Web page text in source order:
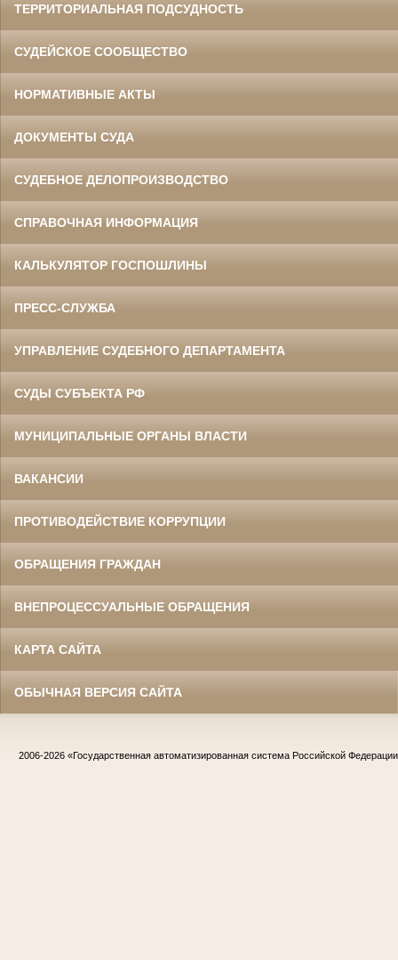
ТЕРРИТОРИАЛЬНАЯ ПОДСУДНОСТЬ
СУДЕЙСКОЕ СООБЩЕСТВО
НОРМАТИВНЫЕ АКТЫ
ДОКУМЕНТЫ СУДА
СУДЕБНОЕ ДЕЛОПРОИЗВОДСТВО
СПРАВОЧНАЯ ИНФОРМАЦИЯ
КАЛЬКУЛЯТОР ГОСПОШЛИНЫ
ПРЕСС-СЛУЖБА
УПРАВЛЕНИЕ СУДЕБНОГО ДЕПАРТАМЕНТА
СУДЫ СУБЪЕКТА РФ
МУНИЦИПАЛЬНЫЕ ОРГАНЫ ВЛАСТИ
ВАКАНСИИ
ПРОТИВОДЕЙСТВИЕ КОРРУПЦИИ
ОБРАЩЕНИЯ ГРАЖДАН
ВНЕПРОЦЕССУАЛЬНЫЕ ОБРАЩЕНИЯ
КАРТА САЙТА
ОБЫЧНАЯ ВЕРСИЯ САЙТА
2006-2026 «Государственная автоматизированная система Российской